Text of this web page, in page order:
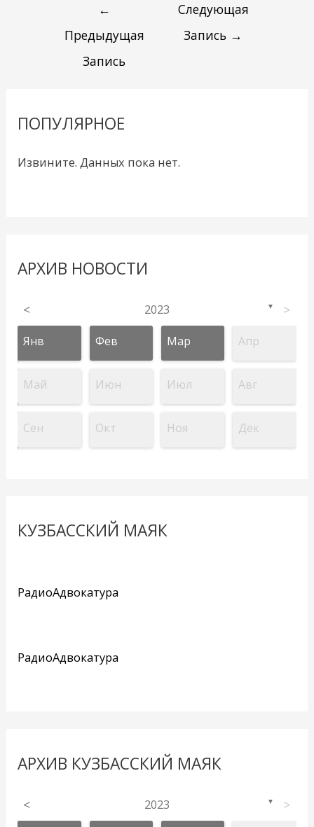
←
Предыдущая
Запись
Следующая
Запись →
ПОПУЛЯРНОЕ
Извините. Данных пока нет.
АРХИВ НОВОСТИ
< 2023 ▼ >
Янв Фев Мар Апр
Май Июн Июл Авг
Сен Окт Ноя Дек
КУЗБАССКИЙ МАЯК
РадиоАдвокатура
РадиоАдвокатура
АРХИВ КУЗБАССКИЙ МАЯК
< 2023 ▼ >